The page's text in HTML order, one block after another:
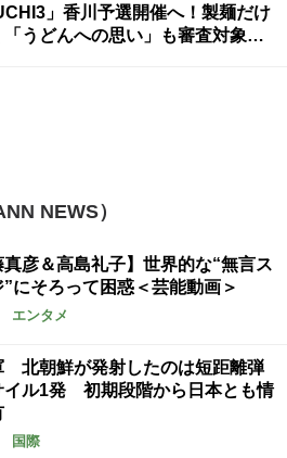
」香川予選開催へ！製麺だけ
「うどんへの思い」も審査対象
NEWS）
真彦＆高島礼子】世界的な“無言ス
”にそろって困惑＜芸能動画＞
エンタメ
北朝鮮が発射したのは短距離弾
イル1発 初期段階から日本とも情
国際